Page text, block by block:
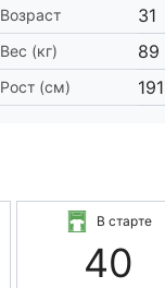
Возраст 31
Вес (кг) 89
Рост (см) 191
В старте
40